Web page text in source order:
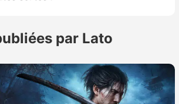
ventes par Lato